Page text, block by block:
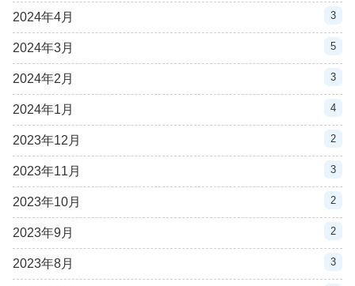
2024年4月 3
2024年3月 5
2024年2月 3
2024年1月 4
2023年12月 2
2023年11月 3
2023年10月 2
2023年9月 2
2023年8月 3